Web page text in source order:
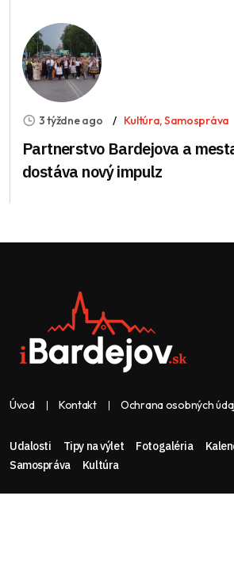
3 týždne ago Kultúra,Samospráva
Partnerstvo Bardejova a
dostáva nový impulz
Úvod Kontakt Ochrana osobných
Udalosti Tipy na výlet Fotogaléria
Samospráva
Kultúra